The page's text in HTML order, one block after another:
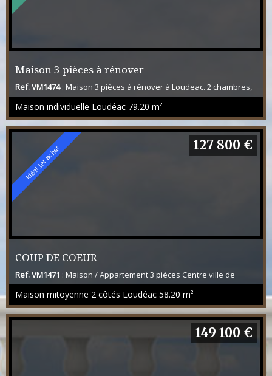
Maison 3 pièces à rénover
Ref. VM1474: Maison 3 pièces à rénover à Loudeac. 2 chambres,
grand salon-séjour, un balcon, une cuisine aménagée. Terrain
de 508m2 entièrement clos.
Maison individuelle Loudéac 79.20 m²
Idéal 1er achat
COUP DE COEUR
Ref. VM1471 : Maison / Appartement 3 pièces Centre ville de
LOUDEAC (22600) Venez découvrir cette maison idéalement
située au coeur du centre ville, proche de toutes commodités !! (
Ecoles, commerces, pharmacies, cabinet médical etc... ) elle se
compose au rez de chaussée d'un garage, d'une belle pièce
pouvant servir de cuisine d'été avec un accès sur une cour
Maison mitoyenne 2 côtés Loudéac 58.20 m²
127 800 €
149 100 €